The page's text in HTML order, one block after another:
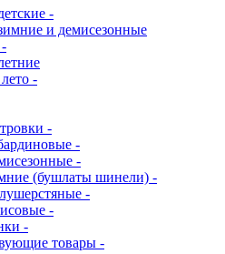
-
и демисезонные
-
-
-
-
(бушлаты шинели) -
-
-
-
товары -